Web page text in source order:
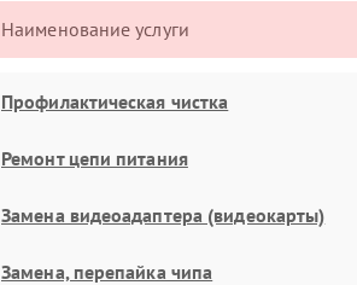
Наименование услуги
Профилактическая чистка
Ремонт цепи питания
Замена видеоадаптера (видеокарты)
Замена, перепайка чипа